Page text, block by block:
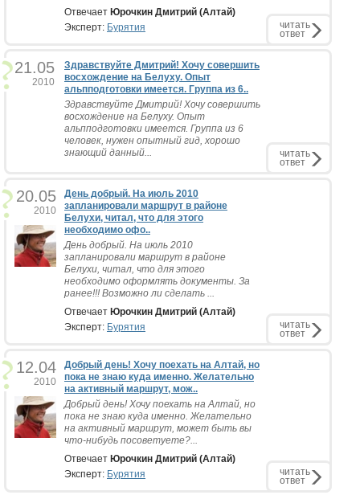
Отвечает Юрочкин Дмитрий (Алтай)
Эксперт: Бурятия читать
ответ
21.05
2010
Здравствуйте Дмитрий! Хочу совершить
восхождение на Белуху. Опыт
альпподготовки имеется. Группа из 6..
Здравствуйте Дмитрий! Хочу совершить
восхождение на Белуху. Опыт
альпподготовки имеется. Группа из 6
человек, нужен опытный гид, хорошо
знающий данный...
читать
ответ
20.05
2010
День добрый. На июль 2010
запланировали маршрут в районе
Белухи, читал, что для этого
необходимо офо..
День добрый. На июль 2010
запланировали маршрут в районе
Белухи, читал, что для этого
необходимо оформлять документы. За
ранее!!! Возможно ли сделать ...
Отвечает Юрочкин Дмитрий (Алтай)
Эксперт: Бурятия читать
ответ
12.04
2010
Добрый день! Хочу поехать на Алтай, но
пока не знаю куда именно. Желательно
на активный маршрут, мож..
Добрый день! Хочу поехать на Алтай, но
пока не знаю куда именно. Желательно
на активный маршрут, может быть вы
что-нибудь посоветуете?...
Отвечает Юрочкин Дмитрий (Алтай)
Эксперт: Бурятия читать
ответ